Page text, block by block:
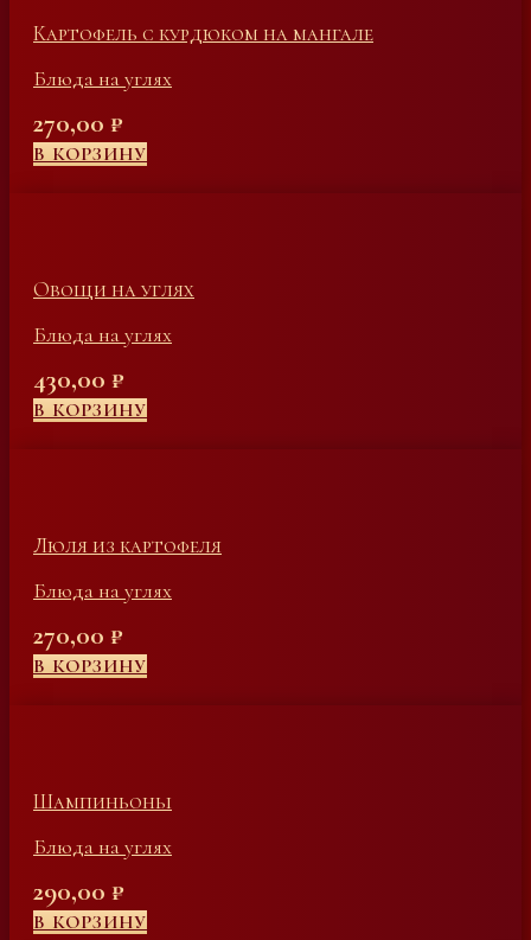
Картофель с курдюком на мангале
Блюда на углях
270,00 ₽
В КОРЗИНУ
Овощи на углях
Блюда на углях
430,00 ₽
В КОРЗИНУ
Люля из картофеля
Блюда на углях
270,00 ₽
В КОРЗИНУ
Шампиньоны
Блюда на углях
290,00 ₽
В КОРЗИНУ